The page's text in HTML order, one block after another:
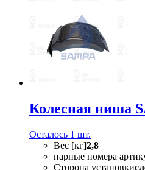
Колесная ниша
Осталось 1 шт.
Вес [кг]2,8
парные номера
Сторона установки